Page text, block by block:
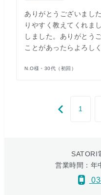
ありがとうございまし
りやすく教えてくれま
しました。ありがとう
ことがあったらよろし
N.O様・30代（初回）
1
SATORI
営業時間：年